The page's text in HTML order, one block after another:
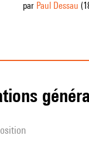
par Paul Dessau